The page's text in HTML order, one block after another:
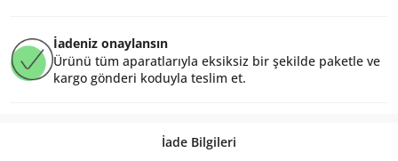
İadeniz onaylansın
Ürünü tüm aparatlarıyla eksiksiz bir şekilde paketle ve
kargo gönderi koduyla teslim et.
İade Bilgileri